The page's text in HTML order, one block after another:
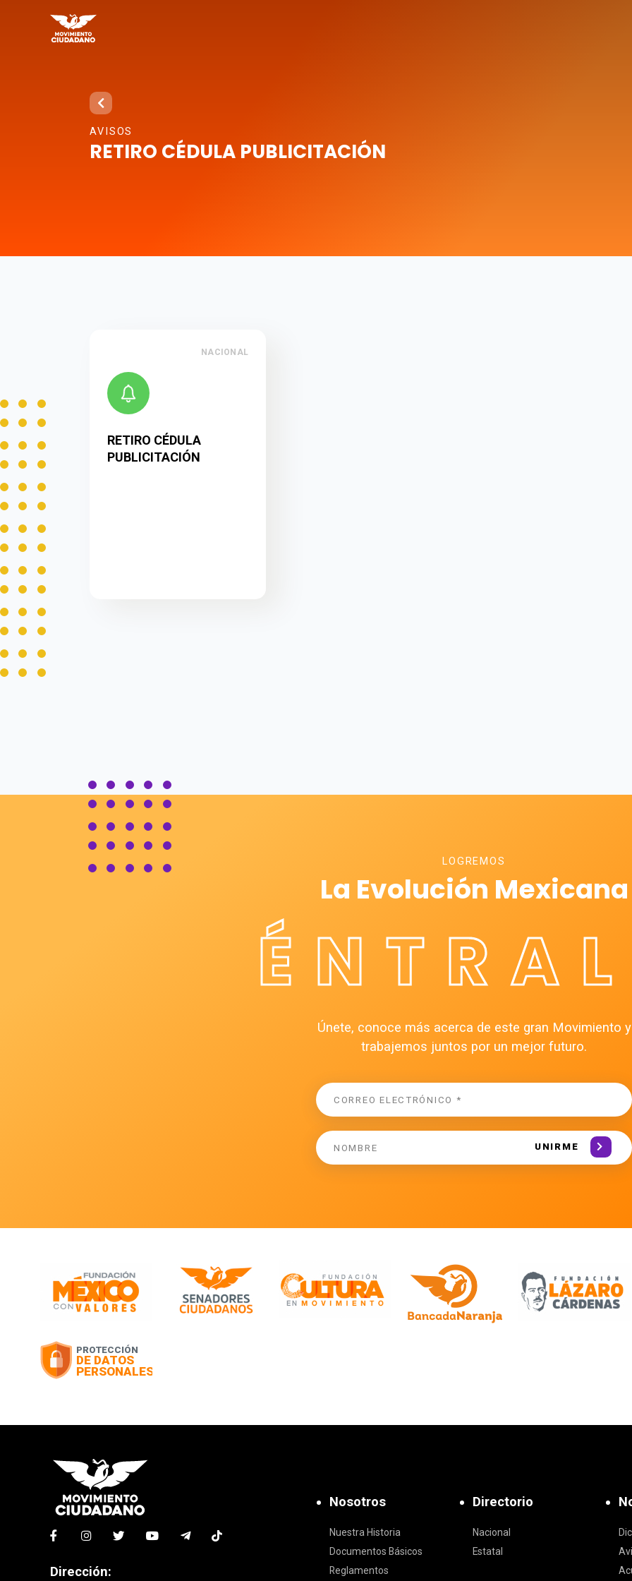
AVISOS
RETIRO CÉDULA PUBLICITACIÓN
NACIONAL
RETIRO CÉDULA
PUBLICITACIÓN
LOGREMOS
La Evolución Mexicana
Únete, conoce más acerca de este gran Movimiento y
trabajemos juntos por un mejor futuro.
UNIRME
Dirección:
Nosotros
Nuestra Historia
Documentos Básicos
Reglamentos
Directorio
Nacional
Estatal